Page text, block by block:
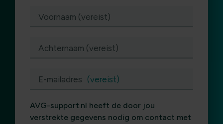
Voornaam (vereist)
Achternaam (vereist)
E-mailadres (vereist)
AVG-support.nl heeft de door jou
verstrekte gegevens nodig om contact met